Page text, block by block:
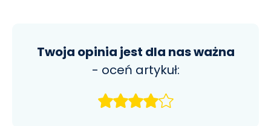
Twoja opinia jest dla nas ważna
- oceń artykuł: